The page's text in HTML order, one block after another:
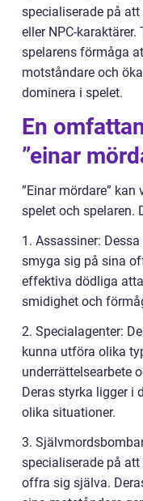
specialiserade på
eller NPC-
spelarens förmåga
motståndare och
dominera i spelet.
En
”einar
”Einar mördare” kan
spelet och spelaren.
1. Assassiner:
smyga sig på sina
effektiva dödliga
smidighet och
2. Specialagenter:
kunna utföra olika
underrättelsearbete
Deras styrka ligger i
olika situationer.
3.
specialiserade på
offra sig själva.